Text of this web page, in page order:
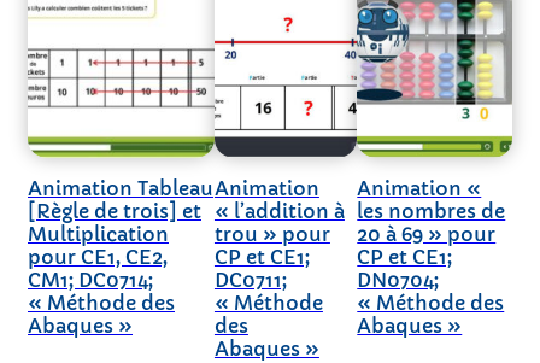
Animation Tableau
[Règle de trois] et
Multiplication
pour CE1, CE2,
CM1; DC0714;
« Méthode des
Abaques »
Animation
« l’addition à
trou » pour
CP et CE1;
DC0711;
« Méthode
des
Abaques »
Animation «
les nombres de
20 à 69 » pour
CP et CE1;
DN0704;
« Méthode des
Abaques »